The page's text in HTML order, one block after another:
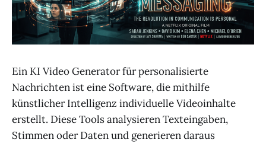
Ein KI Video Generator für personalisierte
Nachrichten ist eine Software, die mithilfe
künstlicher Intelligenz individuelle Videoinhalte
erstellt. Diese Tools analysieren Texteingaben,
Stimmen oder Daten und generieren daraus